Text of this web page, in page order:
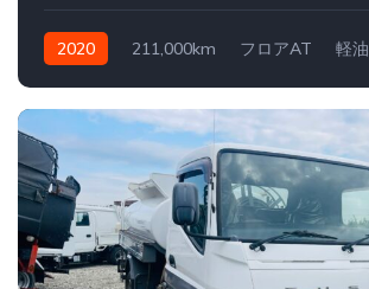
2020 211,000km フロアAT 軽油